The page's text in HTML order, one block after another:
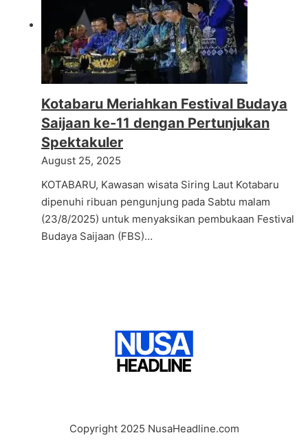
Kotabaru Meriahkan Festival Budaya
Saijaan ke-11 dengan Pertunjukan
Spektakuler
August 25, 2025
KOTABARU, Kawasan wisata Siring Laut Kotabaru
dipenuhi ribuan pengunjung pada Sabtu malam
(23/8/2025) untuk menyaksikan pembukaan Festival
Budaya Saijaan (FBS)…
Copyright 2025 NusaHeadline.com